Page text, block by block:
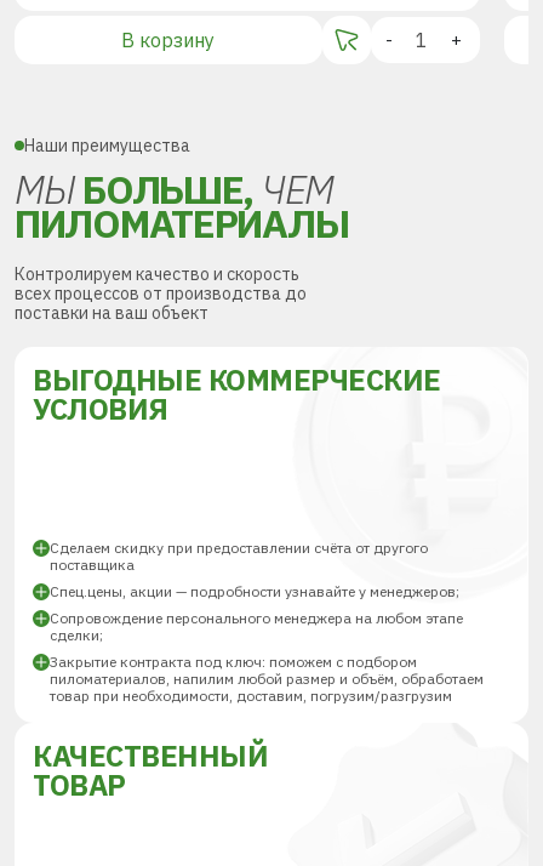
В корзину - +
Наши преимущества
МЫБОЛЬШЕ, ЧЕМ
ПИЛОМАТЕРИАЛЫ
Контролируем качество и скорость
всех процессов от производства до
поставки на ваш объект
ВЫГОДНЫЕ КОММЕРЧЕСКИЕ
УСЛОВИЯ
Сделаем скидку при предоставлении счёта от другого
поставщика
Спец.цены, акции — подробности узнавайте у менеджеров;
Сопровождение персонального менеджера на любом этапе
сделки;
Закрытие контракта под ключ: поможем с подбором
пиломатериалов, напилим любой размер и объём, обработаем
товар при необходимости, доставим, погрузим/разгрузим
КАЧЕСТВЕННЫЙ
ТОВАР